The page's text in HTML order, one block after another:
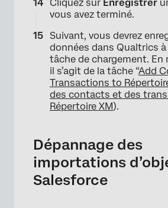
Cliquez sur Enregistrer
vous avez terminé.
Suivant, vous devrez
données dans Qualtrics à
tâche de chargement. En
il s’agit de la tâche “Add
Transactions to
des contacts et des
Répertoire XM).
Dépannage des
importations
Salesforce